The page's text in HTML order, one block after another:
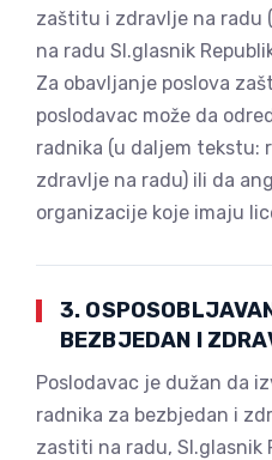
zaštitu i zdravlje na radu
na radu Sl.glasnik
Za obavljanje poslova
poslodavac može da
radnika (u daljem tekstu:
zdravlje na radu) ili da
organizacije koje imaju
3.
BEZBJEDAN I
Poslodavac je dužan da
radnika za bezbjedan i
zastiti na radu, Sl.glasnik